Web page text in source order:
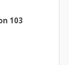
103